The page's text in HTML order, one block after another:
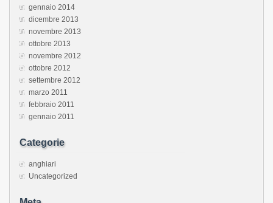
gennaio 2014
dicembre 2013
novembre 2013
ottobre 2013
novembre 2012
ottobre 2012
settembre 2012
marzo 2011
febbraio 2011
gennaio 2011
Categorie
anghiari
Uncategorized